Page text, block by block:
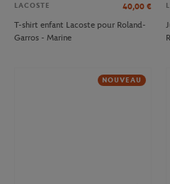
LACOSTE 40,00 €
T-shirt enfant Lacoste pour Roland-
Garros - Marine
NOUVEAU